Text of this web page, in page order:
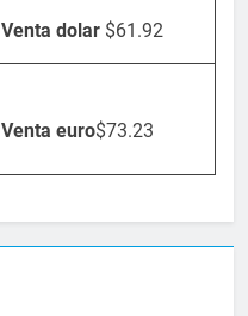
Venta dolar $61.92
Venta euro$73.23